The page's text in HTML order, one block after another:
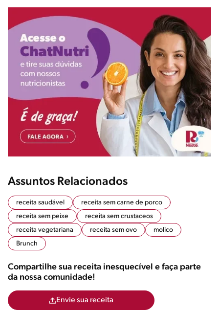
Assuntos Relacionados
receita saudável
receita sem carne de porco
receita sem peixe
receita sem crustaceos
receita vegetariana
receita sem ovo
molico
Brunch
Compartilhe sua receita inesquecível e faça parte
da nossa comunidade!
Envie sua receita